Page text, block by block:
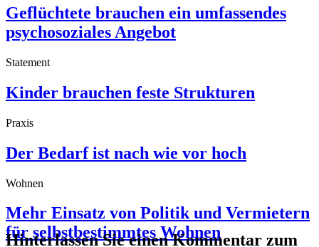
Geflüchtete brauchen ein umfassendes
psychosoziales Angebot
Statement
Kinder brauchen feste Strukturen
Praxis
Der Bedarf ist nach wie vor hoch
Wohnen
Mehr Einsatz von Politik und Vermietern
für selbstbestimmtes Wohnen
Hinterlassen Sie einen Kommentar zum